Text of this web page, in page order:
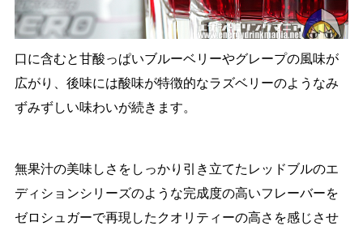
口に含むと甘酸っぱいブルーベリーやグレープの風味が
広がり、後味には酸味が特徴的なラズベリーのようなみ
ずみずしい味わいが続きます。
無果汁の美味しさをしっかり引き立てたレッドブルのエ
ディションシリーズのような完成度の高いフレーバーを
ゼロシュガーで再現したクオリティーの高さを感じさせ